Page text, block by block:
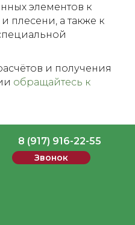
элементов к
плесени, а также к
и получения
обращайтесь к
Звонок
8 (917) 916-22-55